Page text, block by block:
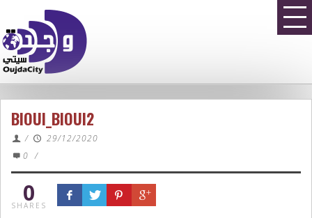
BIOUI_BIOUI2
/
29/12/2020
0 /
0
SHARES